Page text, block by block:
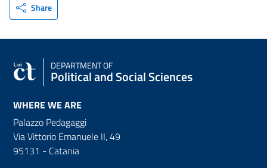
Share
DEPARTMENT OF
Political and Social Sciences
WHERE WE ARE
Palazzo Pedagaggi
Via Vittorio Emanuele II, 49
95131 - Catania